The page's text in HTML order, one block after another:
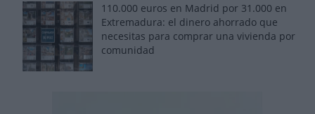
110.000 euros en Madrid por 31.000 en
Extremadura: el dinero ahorrado que
necesitas para comprar una vivienda por
comunidad